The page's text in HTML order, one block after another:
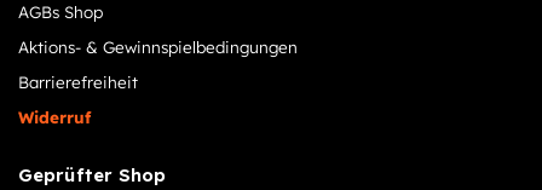
AGBs Shop
Aktions- & Gewinnspielbedingungen
Barrierefreiheit
Widerruf
Geprüfter Shop